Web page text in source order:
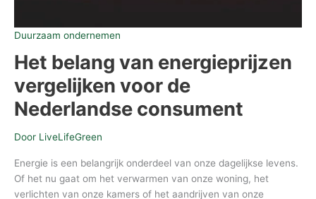
Duurzaam ondernemen
Het belang van energieprijzen
vergelijken voor de
Nederlandse consument
Door LiveLifeGreen
Energie is een belangrijk onderdeel van onze dagelijkse levens.
Of het nu gaat om het verwarmen van onze woning, het
verlichten van onze kamers of het aandrijven van onze